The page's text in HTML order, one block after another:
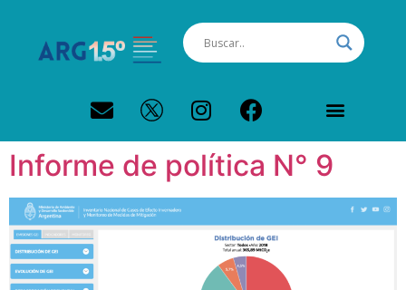
Informe de política N° 9